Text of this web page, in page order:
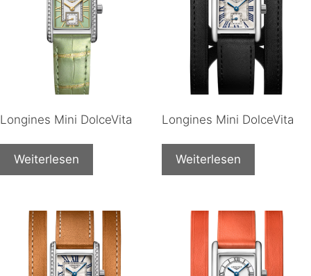
Longines Mini DolceVita
Weiterlesen
Longines Mini DolceVita
Weiterlesen